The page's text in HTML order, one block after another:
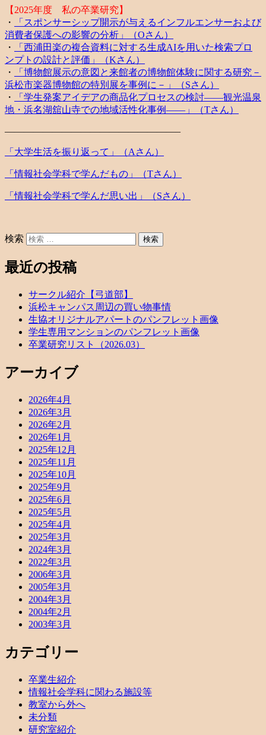
【2025年度 私の卒業研究】
・
「スポンサーシップ開示が与えるインフルエンサーおよび
消費者保護への影響の分析」（Oさん）
・
「西浦田楽の複合資料に対する生成AIを用いた検索プロ
ンプトの設計と評価」（Kさん）
・
「博物館展示の意図と来館者の博物館体験に関する研究－
浜松市楽器博物館の特別展を事例に－」（Sさん）
・
「学生発案アイデアの商品化プロセスの検討――観光温泉
地・浜名湖舘山寺での地域活性化事例――」（Tさん）
——————————————————–
「大学生活を振り返って」（Aさん）
「情報社会学科で学んだもの」（Tさん）
「情報社会学科で学んだ思い出」（Sさん）
検索
最近の投稿
サークル紹介【弓道部】
浜松キャンパス周辺の買い物事情
生協オリジナルアパートのパンフレット画像
学生専用マンションのパンフレット画像
卒業研究リスト（2026.03）
アーカイブ
2026年4月
2026年3月
2026年2月
2026年1月
2025年12月
2025年11月
2025年10月
2025年9月
2025年6月
2025年5月
2025年4月
2025年3月
2024年3月
2022年3月
2006年3月
2005年3月
2004年3月
2004年2月
2003年3月
カテゴリー
卒業生紹介
情報社会学科に関わる施設等
教室から外へ
未分類
研究室紹介